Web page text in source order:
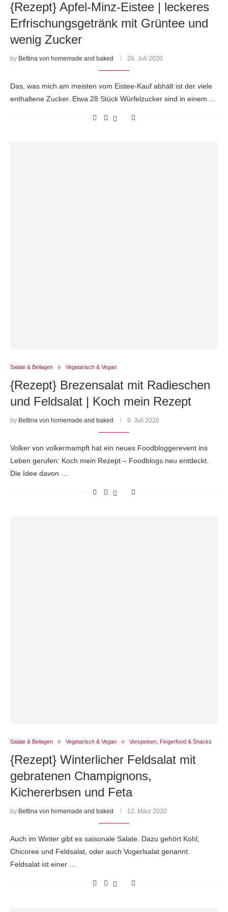
{Rezept} Apfel-Minz-Eistee | leckeres
Erfrischungsgetränk mit Grüntee und
wenig Zucker
by Bettina von homemade and baked 26. Juli 2020
Das, was mich am meisten vom Eistee-Kauf abhält ist der viele
enthaltene Zucker. Etwa 28 Stück Würfelzucker sind in einem …
Salate & Beilagen Vegetarisch & Vegan
{Rezept} Brezensalat mit Radieschen
und Feldsalat | Koch mein Rezept
by Bettina von homemade and baked 9. Juli 2020
Volker von volkermampft hat ein neues Foodbloggerevent ins
Leben gerufen: Koch mein Rezept – Foodblogs neu entdeckt.
Die Idee davon …
Salate & Beilagen Vegetarisch & Vegan Vorspeisen, Fingerfood & Snacks
{Rezept} Winterlicher Feldsalat mit
gebratenen Champignons,
Kichererbsen und Feta
by Bettina von homemade and baked 12. März 2020
Auch im Winter gibt es saisonale Salate. Dazu gehört Kohl,
Chicoree und Feldsalat, oder auch Vogerlsalat genannt.
Feldsalat ist einer …